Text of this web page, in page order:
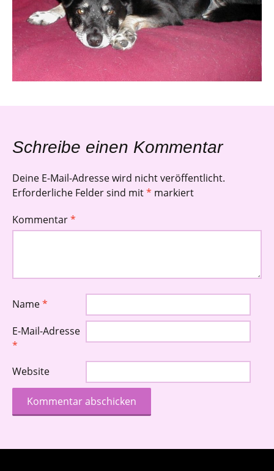
Schreibe einen Kommentar
Deine E-Mail-Adresse wird nicht veröffentlicht.
Erforderliche Felder sind mit* markiert
Kommentar*
Name*
E-Mail-Adresse
*
Website